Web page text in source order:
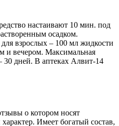
настаивают 10 мин. под
осадком.
взрослых – 100 мл жидкости
и вечером. Максимальная
30 дней. В аптеках Алвит-14
о котором носят
Имеет богатый состав,